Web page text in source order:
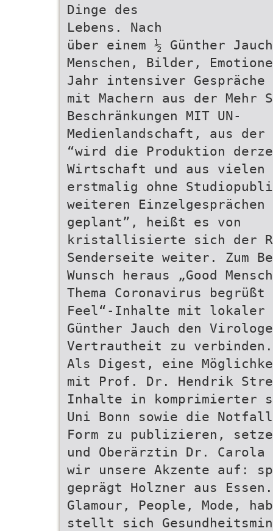
Dinge des
Lebens. Nach
über einem ½ Günther
Menschen, Bilder,
Jahr intensiver Gespräche
mit Machern aus der Mehr
Beschränkungen MIT UN-
Medienlandschaft, aus der
“wird die Produktion
Wirtschaft und aus vielen
erstmalig ohne
weiteren
geplant”, heißt es von
kristallisierte sich der
Senderseite weiter. Zum
Wunsch heraus „Good
Thema Coronavirus
Feel“-Inhalte mit lokaler
Günther Jauch den
Vertrautheit zu
Als Digest, eine
mit Prof. Dr. Hendrik
Inhalte in komprimierter
Uni Bonn sowie die
Form zu publizieren,
und Oberärztin Dr.
wir unsere Akzente auf:
geprägt Holzner aus
Glamour, People, Mode,
stellt sich